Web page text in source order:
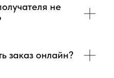
не
заказ онлайн?